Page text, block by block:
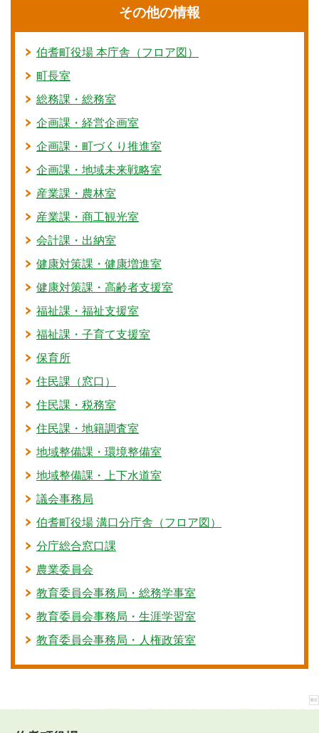
その他の情報
伯耆町役場 本庁舎（フロア図）
町長室
総務課・総務室
企画課・経営企画室
企画課・町づくり推進室
企画課・地域未来戦略室
産業課・農林室
産業課・商工観光室
会計課・出納室
健康対策課・健康増進室
健康対策課・高齢者支援室
福祉課・福祉支援室
福祉課・子育て支援室
保育所
住民課（窓口）
住民課・税務室
住民課・地籍調査室
地域整備課・環境整備室
地域整備課・上下水道室
議会事務局
伯耆町役場 溝口分庁舎（フロア図）
分庁総合窓口課
農業委員会
教育委員会事務局・総務学事室
教育委員会事務局・生涯学習室
教育委員会事務局・人権政策室